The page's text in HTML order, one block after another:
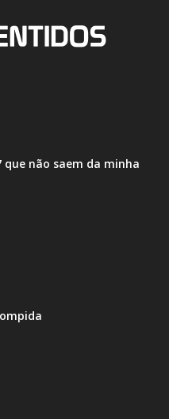
que não saem da minha